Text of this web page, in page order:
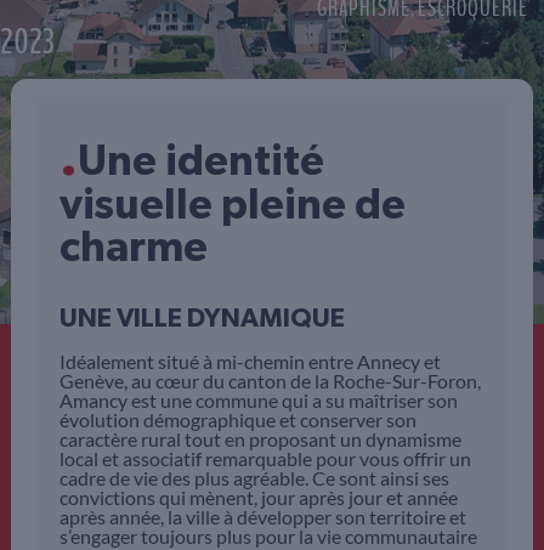
GRAPHISME,ESCROQUERIE
2023
.Une identité
visuelle pleine de
charme
UNE VILLE DYNAMIQUE
Idéalement situé à mi-chemin entre Annecy et
Genève, au cœur du canton de la Roche-Sur-Foron,
Amancy est une commune qui a su maîtriser son
évolution démographique et conserver son
caractère rural tout en proposant un dynamisme
local et associatif remarquable pour vous offrir un
cadre de vie des plus agréable. Ce sont ainsi ses
convictions qui mènent, jour après jour et année
après année, la ville à développer son territoire et
s’engager toujours plus pour la vie communautaire